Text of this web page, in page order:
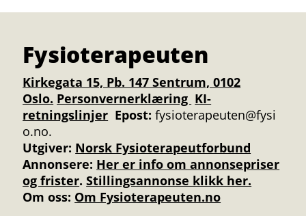
Fysioterapeuten
Kirkegata 15, Pb. 147 Sentrum, 0102
Oslo. Personvernerklæring KI-
retningslinjer Epost: fysioterapeuten@fysi
o.no.
Utgiver: Norsk Fysioterapeutforbund
Annonsere: Her er info om annonsepriser
og frister.Stillingsannonse klikk her.
Om oss: Om Fysioterapeuten.no